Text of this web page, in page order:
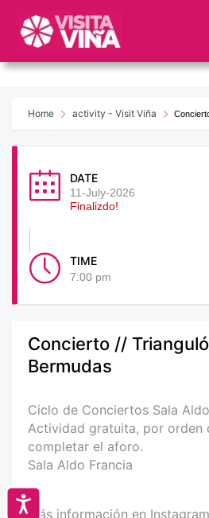
este
web
sistemaHome activity - Visit Viña
DATE
11-July-2026
Finalizdo!
TIME
7:00 pm
Concierto //
Bermudas
Ciclo de Conciertos Sala
Actividad gratuita, por orden
completar el aforo.
Sala Aldo Francia
Más información en Instagram |